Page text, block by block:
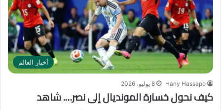
أخبار العالم
Hany Hassapo 8 يوليو، 2026
كيف نحول خسارة المونديال إلى نصر…. شاهد